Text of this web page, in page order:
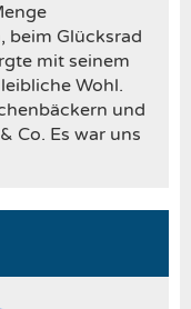
beim Glücksrad
mit seinem
Wohl.
und
Co. Es war uns